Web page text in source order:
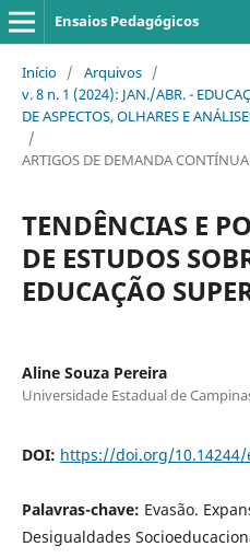
Ensaios Pedagógicos
Início / Arquivos /
v. 8 n. 1 (2024): JAN./ABR. -
DE ASPECTOS, OLHARES E
/
ARTIGOS DE DEMANDA CONTÍNUA
TENDÊNCIAS E
DE ESTUDOS
EDUCAÇÃO
Aline Souza Pereira
Universidade Estadual de
DOI: https://doi.org/10.14244/
Palavras-chave: Evasão.
Desigualdades